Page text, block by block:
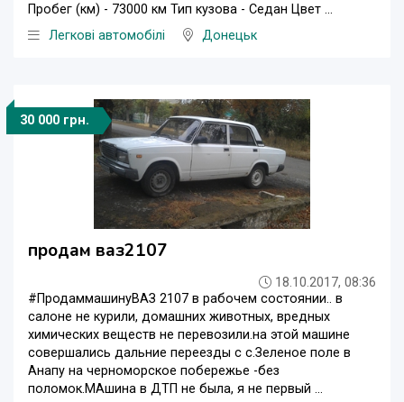
Пробег (км) - 73000 км Тип кузова - Седан Цвет ...
Легкові автомобілі
Донецьк
30 000 грн.
продам ваз2107
18.10.2017, 08:36
#ПродаммашинуВАЗ 2107 в рабочем состоянии.. в
салоне не курили, домашних животных, вредных
химических веществ не перевозили.на этой машине
совершались дальние переезды с с.Зеленое поле в
Анапу на черноморское побережье -без
поломок.МАшина в ДТП не была, я не первый ...